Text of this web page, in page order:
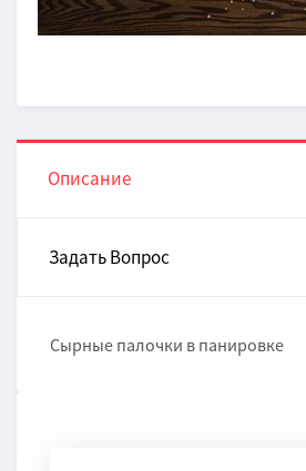
Описание
Задать Вопрос
Сырные палочки в панировке